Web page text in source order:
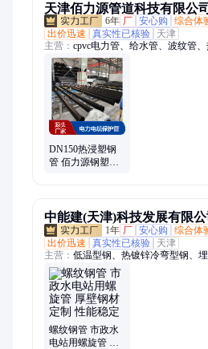
天津佰力源管道科技有限公司
6年 厂 安心购 综合体
出价迅速
真实性已核验
天津
主营： cpvc电力管、给水管、波纹管
管、涂塑钢管、PE给水管、梅花管、
管、电力电缆保护管
DN150热浸塑钢
管 佰力源钢塑复
中能建(天津)科技发展有限公
1年 厂 安心购 综合体
出价迅速
真实性已核验
天津
主营： 低温型钢、热镀锌冷弯型钢、
无缝钢管、镀锌无缝钢管、消防镀锌
焊接不锈钢管、承插式防腐螺旋焊管
内外环氧防腐螺旋焊管、耐高温防腐
棚骨架镀锌圆管、不锈钢焊管、不锈
焊管、流体输送焊管、大口径不锈钢
标H型钢、欧标型钢、欧标角钢、矩形
螺纹钢管 市政水
电站用螺旋管 厚